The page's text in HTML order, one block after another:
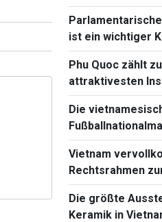
beherrschen und
ist ein wichtiger
Kambodscha-
Phu Quoc zählt
attraktivesten
Die
bereit für das
bei
Vietnam
Rechtsrahmen
Verbreitung von
Die größte
Keramik in